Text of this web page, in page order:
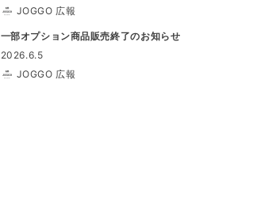
JOGGO 広報
一部オプション商品販売終了のお知らせ
2026.6.5
JOGGO 広報